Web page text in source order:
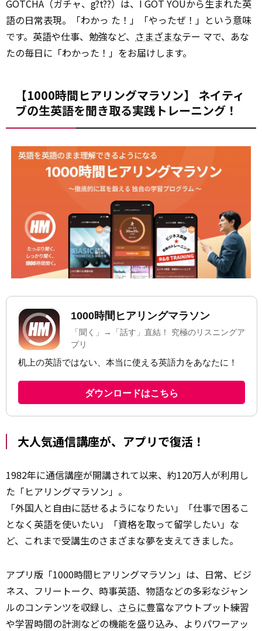
GOTCHA（ガチャ、g?t??）は、I GOT YOUから生まれた英
語の日常表現。「わかっ た！」「やったぜ！」という意味
です。英語や仕事、勉強など、 さまざまなテー マで、あな
たの毎日に「わかった！」をお届けします。
【1000時間ヒアリングマラソン】 ネイティ
ブの生英語を聞き取る実践トレーニング！
大人気通信講座が、アプリで復活！
1982年に通信講座が開講されて以来、約120万人が利用し
た「ヒアリングマラソン」。
「外国人と自由に話せるようになりたい」「仕事で困るこ
となく英語を使いたい」「資格を取って留学したい」な
ど、これまで受講生のさまざまな夢を支えてきました。
アプリ版「1000時間ヒアリングマラソン」は、日常、ビジ
ネス、フリートーク、時事英語、物語などの多彩なジャン
ルのコンテンツを収録し、 さらに豊富なアウトプット練習
や学習時間の計測などの機能を盛り込み、よりパワーアッ